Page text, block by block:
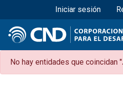
al
Menú
Iniciar sesión
Mensaje
de
No hay entidades que coincidan "